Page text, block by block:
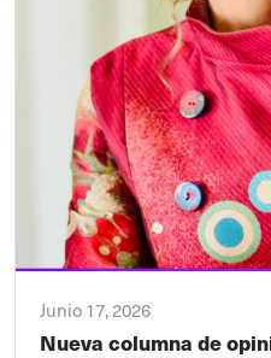
Junio 17, 2026
Nueva columna de